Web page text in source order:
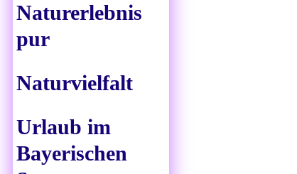
Naturerlebnis
pur
Naturvielfalt
Urlaub im
Bayerischen